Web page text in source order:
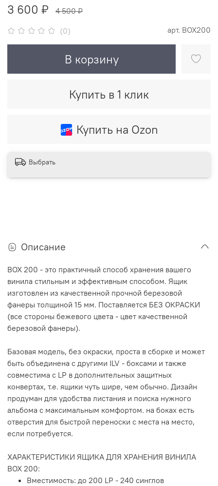
(0) арт. BOX200
3 600 ₽ 4 500 ₽
В корзину
Купить в 1 клик
Купить на Ozon
Выбрать
Описание
BOX 200 - это практичный способ хранения вашего
винила стильным и эффективным способом. Ящик
изготовлен из качественной прочной березовой
фанеры толщиной 15 мм. Поставляется БЕЗ ОКРАСКИ
(все стороны бежевого цвета - цвет качественной
березовой фанеры).
Базовая модель, без окраски, проста в сборке и может
быть объединена с другими ILV - боксами и также
совместима с LP в дополнительных защитных
конвертах, т.е. ящики чуть шире, чем обычно. Дизайн
продуман для удобства листания и поиска нужного
альбома с максимальным комфортом. на боках есть
отверстия для быстрой переноски с места на место,
если потребуется.
ХАРАКТЕРИСТИКИ ЯЩИКА ДЛЯ ХРАНЕНИЯ ВИНИЛА
BOX 200:
Вместимость: до 200 LP - 240 синглов